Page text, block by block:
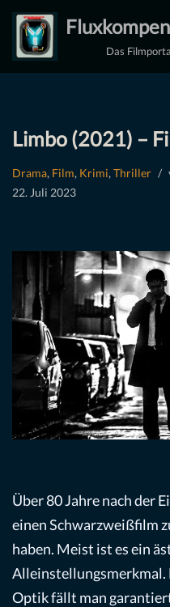
Zum
Inhalt
Das
Limbo (2021) –
Drama, Film, Krimi, Thriller
22. Juli 2023
Über 80 Jahre nach der
einen Schwarzweißfilm
haben. Meist ist es ein
Alleinstellungsmerkmal.
Optik fällt man